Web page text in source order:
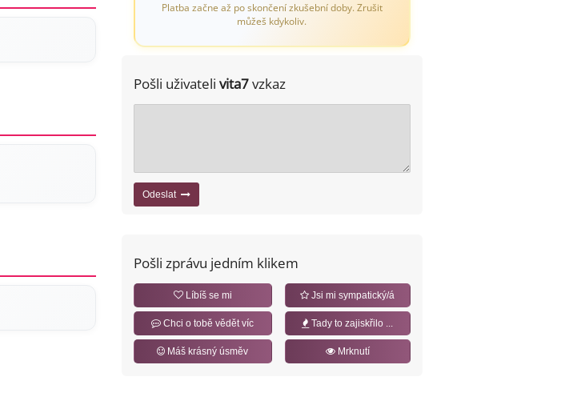
Platba začne až po skončení zkušební doby. Zrušit
můžeš kdykoliv.
Pošli uživateli vita7vzkaz
Odeslat
Pošli zprávu jedním klikem
Líbíš se mi Jsi mi sympatický/á
Chci o tobě vědět víc Tady to zajiskřilo ...
Máš krásný úsměv Mrknutí